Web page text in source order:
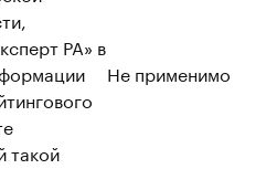
РА» в
такой
Не применимо